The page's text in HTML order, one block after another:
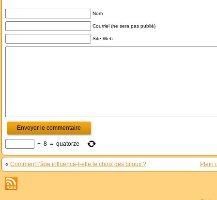
Nom
Courriel (ne sera pas publié)
Site Web
+ 8 = quatorze
« Comment l’âge influence-t-elle le choix des bijoux ? Plein